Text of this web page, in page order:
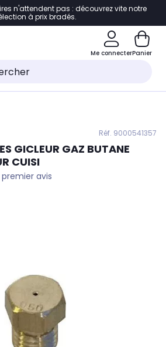
à la navigation
au pied de page
au chatbot
n'attendent pas : découvrez vite notre
à prix bradés.
Me connecterPanier
Réf. 9000541357
GICLEUR GAZ BUTANE
CUISI
avis